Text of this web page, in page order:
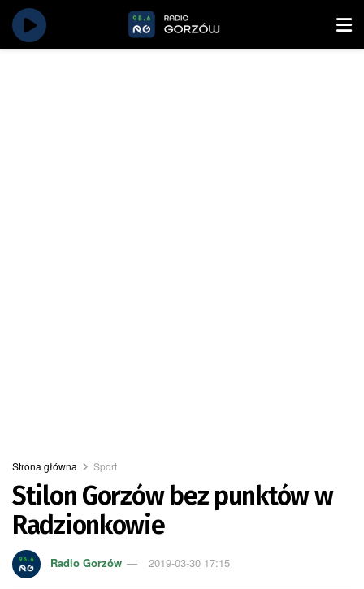
Strona główna Sport
Stilon Gorzów bez punktów w
Radzionkowie
Radio Gorzów 2019-03-30 17:15